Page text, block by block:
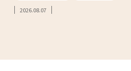
2026.08.07